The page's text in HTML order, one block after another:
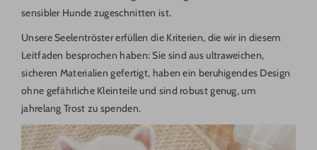
sensibler Hunde zugeschnitten ist.
Unsere Seelentröster erfüllen die Kriterien, die wir in diesem
Leitfaden besprochen haben: Sie sind aus ultraweichen,
sicheren Materialien gefertigt, haben ein beruhigendes Design
ohne gefährliche Kleinteile und sind robust genug, um
jahrelang Trost zu spenden.